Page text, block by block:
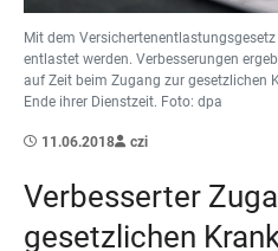
Mit dem
entlastet werden. Verbesserungen
auf Zeit beim Zugang zur gesetzlichen
Ende ihrer Dienstzeit. Foto: dpa
11.06.2018 czi
Verbesserter
gesetzlichen